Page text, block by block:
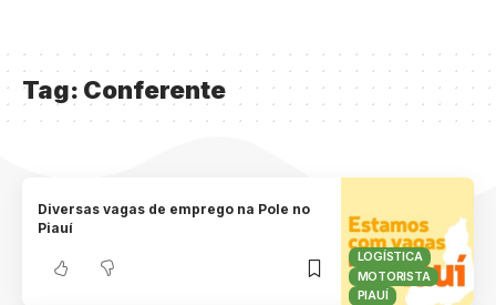
Tag: Conferente
LOGÍSTICA
MOTORISTA
PIAUÍ
Diversas vagas de emprego na Pole no
Piauí